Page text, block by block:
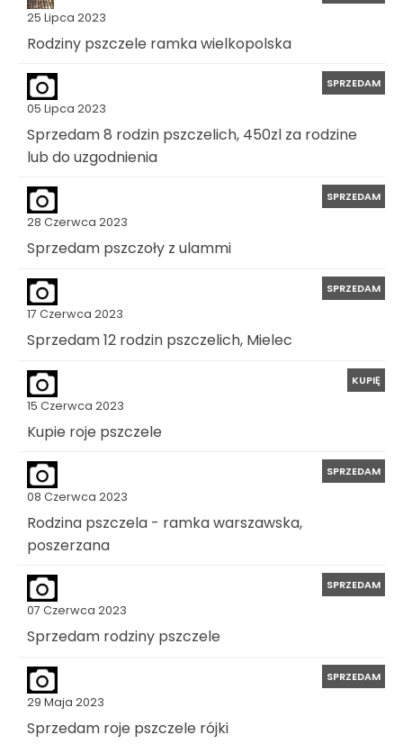
25 Lipca 2023
Rodziny pszczele ramka wielkopolska
05 Lipca 2023
SPRZEDAM
Sprzedam 8 rodzin pszczelich, 450zl za rodzine
lub do uzgodnienia
28 Czerwca 2023
SPRZEDAM
Sprzedam pszczoły z ulammi
17 Czerwca 2023
SPRZEDAM
Sprzedam 12 rodzin pszczelich, Mielec
15 Czerwca 2023
KUPIĘ
Kupie roje pszczele
08 Czerwca 2023
SPRZEDAM
Rodzina pszczela - ramka warszawska,
poszerzana
07 Czerwca 2023
SPRZEDAM
Sprzedam rodziny pszczele
29 Maja 2023
SPRZEDAM
Sprzedam roje pszczele rójki